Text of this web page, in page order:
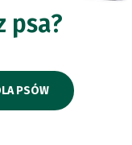
psa?
PSÓW